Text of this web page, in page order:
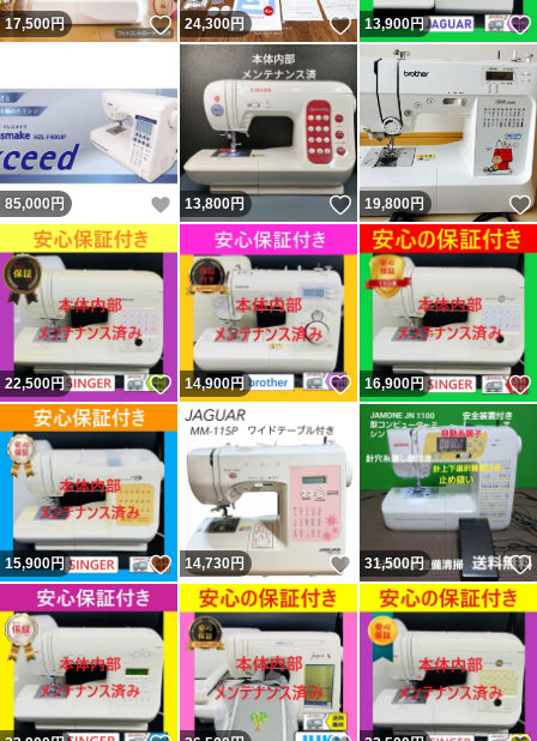
17,500円 いいね！
24,300円 いいね！
13,900円
85,000 円 いいね！
13,800円 いいね！
19,800円
22,500円 いいね！
14,900円 いいね！
16,900円
15,900円 いいね！
14,730円 いいね！
31,500円